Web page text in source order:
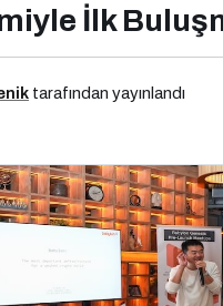
İlk
tarafından yayınlandı